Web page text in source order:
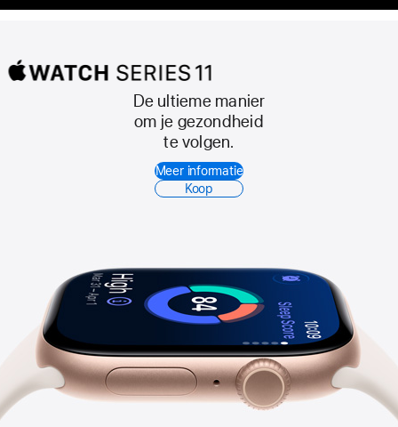
Apple Watch
Series 11
De ultieme manier
om je gezondheid
te volgen.
Meer informatie
Koop